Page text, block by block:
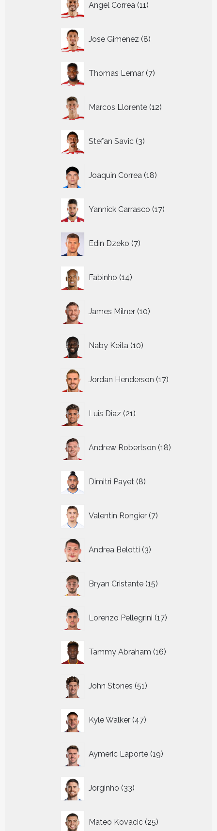
Angel Correa 11
producten
Jose Gimenez 8
producten
Thomas Lemar 7
producten
Marcos Llorente 12
producten
Stefan Savic 3
producten
Joaquin Correa 18
producten
Yannick Carrasco 17
producten
Edin Dzeko 7
producten
Fabinho 14
producten
James Milner 10
producten
Naby Keita 10
producten
Jordan Henderson 17
producten
Luis Diaz 21
producten
Andrew Robertson 18
producten
Dimitri Payet 8
producten
Valentin Rongier 7
producten
Andrea Belotti 3
producten
Bryan Cristante 15
producten
Lorenzo Pellegrini 17
producten
Tammy Abraham 16
producten
John Stones 51
producten
Kyle Walker 47
producten
Aymeric Laporte 19
producten
Jorginho 33
producten
Mateo Kovacic 25
producten